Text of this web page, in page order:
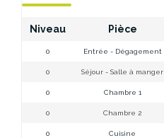
Niveau Pièce
0 Entrée - Dégagement
0 Séjour - Salle à manger
0 Chambre 1
0 Chambre 2
0 Cuisine